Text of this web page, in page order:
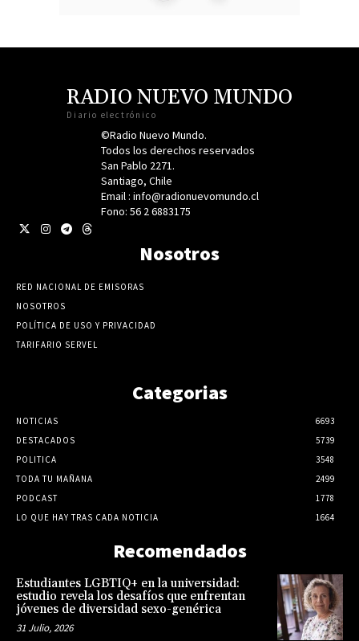
RADIO NUEVO MUNDO
Diario electrónico
©Radio Nuevo Mundo.
Todos los derechos reservados
San Pablo 2271.
Santiago, Chile
Email : info@radionuevomundo.cl
Fono: 56 2 6883175
Nosotros
RED NACIONAL DE EMISORAS
NOSOTROS
POLÍTICA DE USO Y PRIVACIDAD
TARIFARIO SERVEL
Categorias
NOTICIAS
6693
DESTACADOS
5739
POLITICA
3548
TODA TU MAÑANA
2499
PODCAST
1778
LO QUE HAY TRAS CADA NOTICIA
1664
Recomendados
Estudiantes LGBTIQ+ en la universidad:
estudio revela los desafíos que enfrentan
jóvenes de diversidad sexo-genérica
31 Julio, 2026